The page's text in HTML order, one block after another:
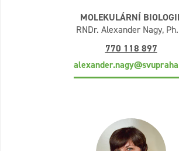
MOLEKULÁRNÍ
RNDr. Alexander Nagy,
770 118 897